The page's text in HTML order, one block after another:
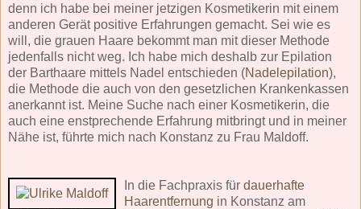
denn ich habe bei meiner jetzigen Kosmetikerin mit einem
anderen Gerät positive Erfahrungen gemacht. Sei wie es
will, die grauen Haare bekommt man mit dieser Methode
jedenfalls nicht weg. Ich habe mich deshalb zur Epilation
der Barthaare mittels Nadel entschieden (Nadelepilation),
die Methode die auch von den gesetzlichen Krankenkassen
anerkannt ist. Meine Suche nach einer Kosmetikerin, die
auch eine enstprechende Erfahrung mitbringt und in meiner
Nähe ist, führte mich nach Konstanz zu Frau Maldoff.
In die Fachpraxis für dauerhafte
Haarentfernung in Konstanz am